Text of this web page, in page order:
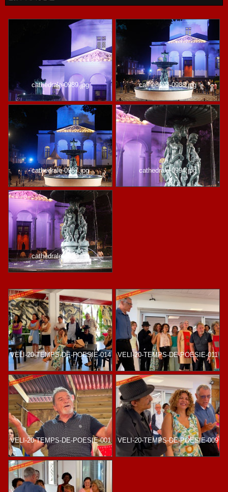
cathedrale-0989.jpg cathedrale-0988.jpg
cathedrale-0987.jpg cathedrale-0994.jpg
cathedrale-0993.jpg
VELI-20-TEMPS-DE-POESIE-014 VELI-20-TEMPS-DE-POESIE-011
VELI-20-TEMPS-DE-POESIE-001 VELI-20-TEMPS-DE-POESIE-009